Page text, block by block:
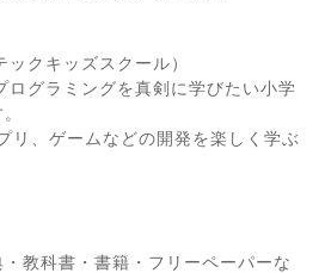
クキッズスクール）
グラミングを真剣に学びたい小学
リ、ゲームなどの開発を楽しく学ぶ
教科書・書籍・フリーペーパーな